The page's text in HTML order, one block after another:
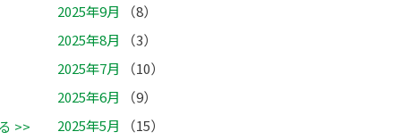
>>
2025年9月
（8）
2025年8月
（3）
2025年7月
（10）
2025年6月
（9）
2025年5月
（15）